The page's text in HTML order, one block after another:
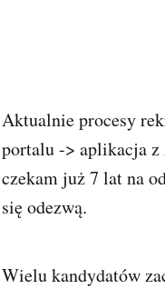
Aktualnie procesy
portalu -> aplikacja z
czekam już 7 lat na
się odezwą.
Wielu kandydatów